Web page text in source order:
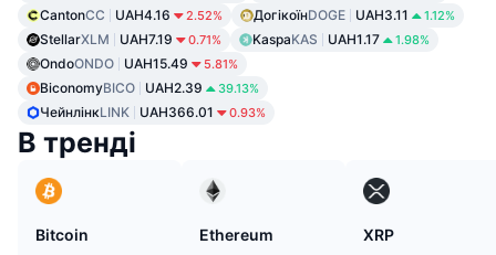
CantonCC UAH4.16 2.52% ДогікоїнDOGE UAH3.11 1.12%
StellarXLM UAH7.19 0.71% KaspaKAS UAH1.17 1.98%
OndoONDO UAH15.49 5.81%
BiconomyBICO UAH2.39 39.13%
ЧейнлінкLINK UAH366.01 0.93%
В тренді
Bitcoin
Ethereum
XRP